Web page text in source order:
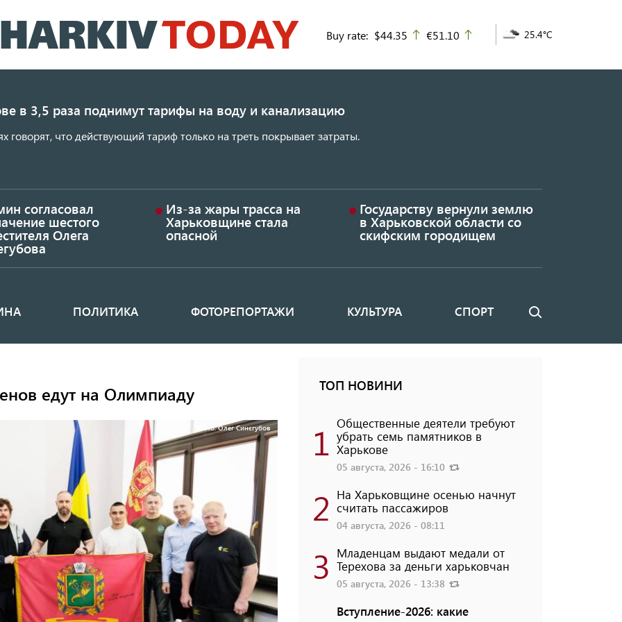
к
основному
Buy rate: $44.35 up
€51.10 25.4°C
в 3,5 раза поднимут тарифы на воду и канализацию
говорят, что действующий тариф только на треть покрывает затраты.
согласовал
шестого
Олега
Из-за жары трасса на
Харьковщине стала
опасной
Государству вернули землю
в Харьковской области со
скифским городищем
ПОЛИТИКА ФОТОРЕПОРТАЖИ КУЛЬТУРА СПОРТ Поиск
едут на Олимпиаду
Фото: Олег Синєгубов
ТОП НОВИНИ
1 Общественные деятели требуют
убрать семь памятников в
Харькове
05 августа, 2026 - 16:10
2 На Харьковщине осенью начнут
считать пассажиров
04 августа, 2026 - 08:11
3 Младенцам выдают медали от
Терехова за деньги харьковчан
05 августа, 2026 - 13:38
Вступление-2026: какие